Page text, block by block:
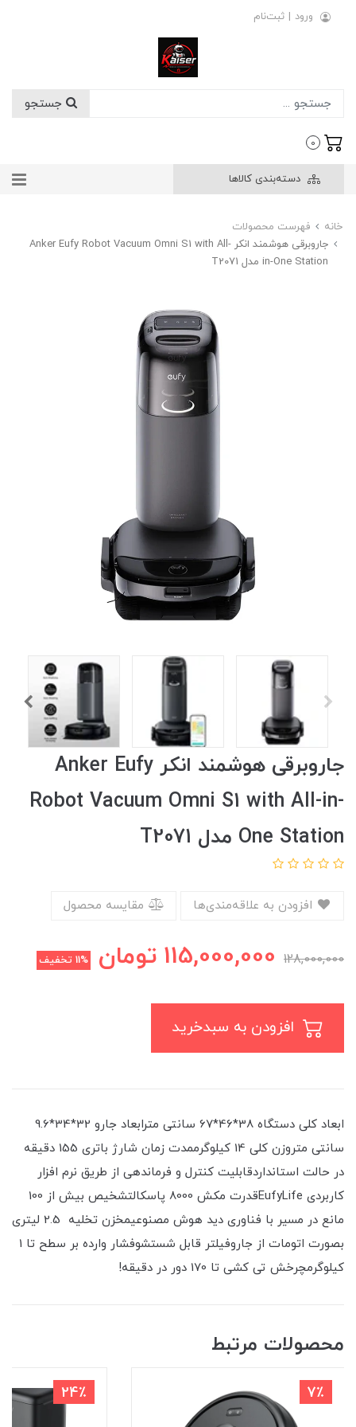
ورود | ثبت‌نام
0
دسته‌بندی کالاها
خانه
فهرست محصولات
جاروبرقی هوشمند انکر Anker Eufy Robot Vacuum Omni S1 with All-
in-One Station مدل T2071
جاروبرقی هوشمند انکر Anker Eufy
Robot Vacuum Omni S1 with All-in-
One Station مدل T2071
مقایسه محصول
128,000,000
115,000,000 تومان 11% تخفیف
ابعاد کلی دستگاه 38*46*67 سانتی مترابعاد جارو 32*34*9.6
سانتی متروزن کلی 14 کیلوگرممدت زمان شارژ باتری 155 دقیقه
در حالت استانداردقابلیت کنترل و فرماندهی از طریق نرم افزار
کاربردی EufyLifeقدرت مکش 8000 پاسکالتشخیص بیش از 100
مانع در مسیر با فناوری دید هوش مصنوعیمخزن تخلیه 2.5 لیتری
بصورت اتومات از جاروفیلتر قابل شستشوفشار وارده بر سطح تا 1
کیلوگرمچرخش تی کشی تا 170 دور در دقیقه!
محصولات مرتبط
7٪ 24٪